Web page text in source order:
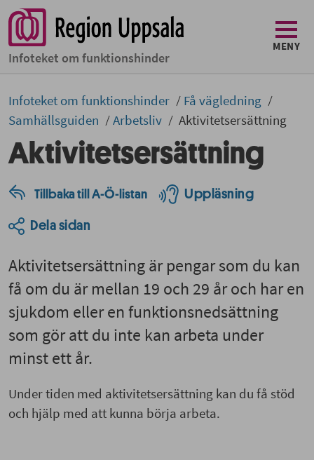
Infoteket om funktionshinder
MENY
Infoteket om funktionshinder
Få vägledning
Samhällsguiden
Arbetsliv Aktivitetsersättning
Aktivitetsersättning
Tillbaka till A-Ö-listan Uppläsning
Dela sidan
Aktivitetsersättning är pengar som du kan
få om du är mellan 19 och 29 år och har en
sjukdom eller en funktionsnedsättning
som gör att du inte kan arbeta under
minst ett år.
Under tiden med aktivitetsersättning kan du få stöd
och hjälp med att kunna börja arbeta.